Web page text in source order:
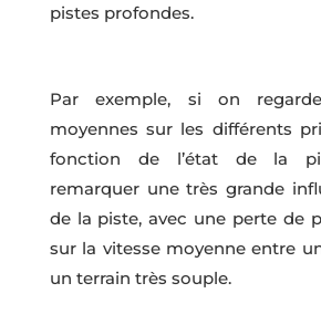
pistes profondes.
Par exemple, si on
moyennes sur les différents
fonction de l’état de la
remarquer une très grande
de la piste, avec une perte de
sur la vitesse moyenne entre
un terrain très souple.